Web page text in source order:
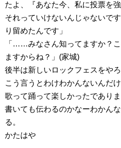
たよ、『あなた今、私に投票を
それっていけないんじゃないで
り留めたんです」
「……みなさん知ってますか？
ますからね？」(家城)
後半は新しいロックフェスをや
こう言うとわけわかんないんだ
歌って踊って楽しかったでありま
書いても伝わるのかなーわかん
る。
かたはや